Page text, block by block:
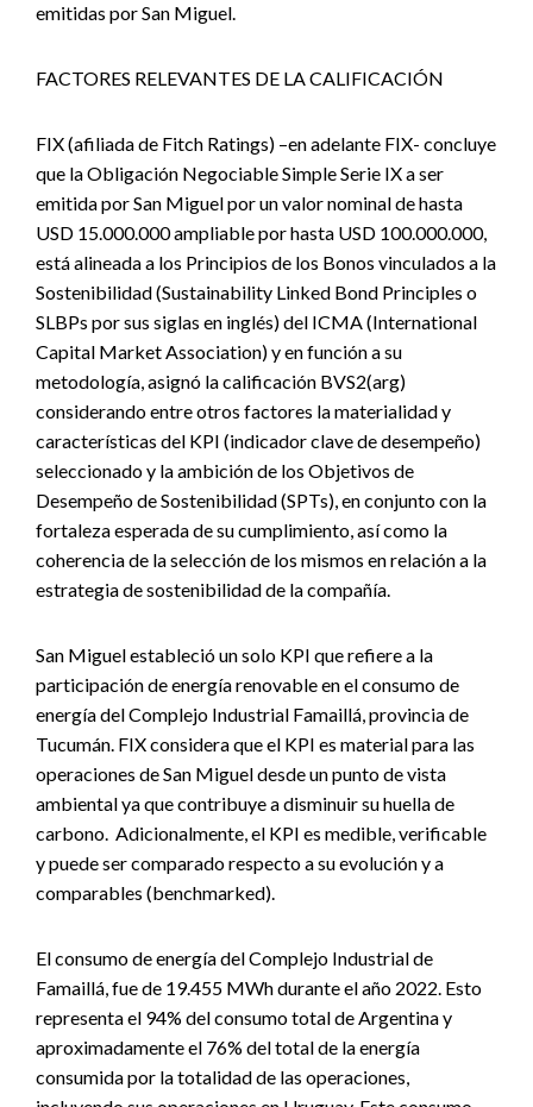
emitidas por San Miguel.
FACTORES RELEVANTES DE LA CALIFICACIÓN
FIX (afiliada de Fitch Ratings) –en adelante FIX- concluye
que la Obligación Negociable Simple Serie IX a ser
emitida por San Miguel por un valor nominal de hasta
USD 15.000.000 ampliable por hasta USD 100.000.000,
está alineada a los Principios de los Bonos vinculados a la
Sostenibilidad (Sustainability Linked Bond Principles o
SLBPs por sus siglas en inglés) del ICMA (International
Capital Market Association) y en función a su
metodología, asignó la calificación BVS2(arg)
considerando entre otros factores la materialidad y
características del KPI (indicador clave de desempeño)
seleccionado y la ambición de los Objetivos de
Desempeño de Sostenibilidad (SPTs), en conjunto con la
fortaleza esperada de su cumplimiento, así como la
coherencia de la selección de los mismos en relación a la
estrategia de sostenibilidad de la compañía.
San Miguel estableció un solo KPI que refiere a la
participación de energía renovable en el consumo de
energía del Complejo Industrial Famaillá, provincia de
Tucumán. FIX considera que el KPI es material para las
operaciones de San Miguel desde un punto de vista
ambiental ya que contribuye a disminuir su huella de
carbono. Adicionalmente, el KPI es medible, verificable
y puede ser comparado respecto a su evolución y a
comparables (benchmarked).
El consumo de energía del Complejo Industrial de
Famaillá, fue de 19.455 MWh durante el año 2022. Esto
representa el 94% del consumo total de Argentina y
aproximadamente el 76% del total de la energía
consumida por la totalidad de las operaciones,